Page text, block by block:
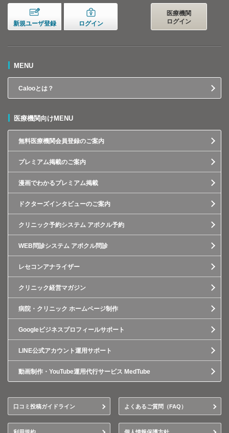
新規ユーザ登録 ログイン
医療機関
ログイン
MENU
Calooとは？
医療機関向けMENU
無料医療機関会員登録のご案内
プレミアム掲載のご案内
漫画でわかるプレミアム掲載
ドクターズインタビューのご案内
クリニック予約システム アポクル予約
WEB問診システム アポクル問診
レセコンアナライザー
クリニック経営マガジン
病院・クリニック ホームページ制作
Googleビジネスプロフィールサポート
LINE公式アカウント運用サポート
動画制作・YouTube運用代行サービス MedTube
口コミ投稿ガイドライン よくあるご質問（FAQ）